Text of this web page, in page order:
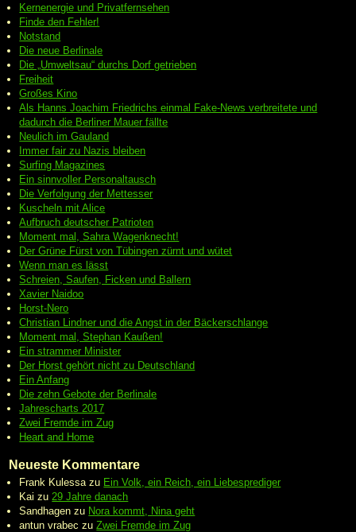
Kernenergie und Privatfernsehen
Finde den Fehler!
Notstand
Die neue Berlinale
Die „Umweltsau“ durchs Dorf getrieben
Freiheit
Großes Kino
Als Hanns Joachim Friedrichs einmal Fake-News verbreitete und
dadurch die Berliner Mauer fällte
Neulich im Gauland
Immer fair zu Nazis bleiben
Surfing Magazines
Ein sinnvoller Personaltausch
Die Verfolgung der Mettesser
Kuscheln mit Alice
Aufbruch deutscher Patrioten
Moment mal, Sahra Wagenknecht!
Der Grüne Fürst von Tübingen zürnt und wütet
Wenn man es lässt
Schreien, Saufen, Ficken und Ballern
Xavier Naidoo
Horst-Nero
Christian Lindner und die Angst in der Bäckerschlange
Moment mal, Stephan Kaußen!
Ein strammer Minister
Der Horst gehört nicht zu Deutschland
Ein Anfang
Die zehn Gebote der Berlinale
Jahrescharts 2017
Zwei Fremde im Zug
Heart and Home
Neueste Kommentare
Frank Kulessa zu Ein Volk, ein Reich, ein Liebesprediger
Kai zu 29 Jahre danach
Sandhagen zu Nora kommt, Nina geht
antun vrabec zuZwei Fremde im Zug